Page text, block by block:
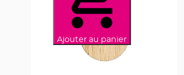
Ajouter au panier